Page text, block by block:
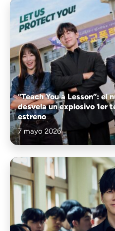
“Teach You a Lesson”: el
desvela un explosivo 1er
estreno
7 mayo 2026